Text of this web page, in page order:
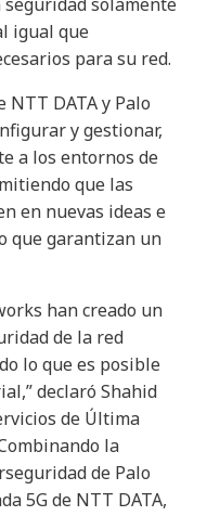
igual que
para su red.
NTT DATA y Palo
y gestionar,
a los entornos de
que las
en nuevas ideas e
que garantizan un
han creado un
de la red
lo que es posible
declaró Shahid
de Última
la
de Palo
5G de NTT DATA,